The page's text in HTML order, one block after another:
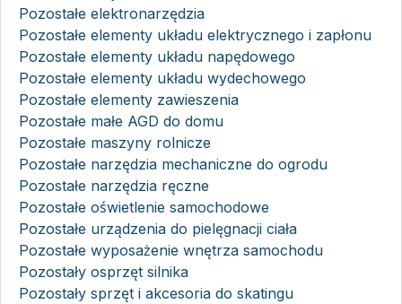
Pozostałe elektronarzędzia
Pozostałe elementy układu elektrycznego i zapłonu
Pozostałe elementy układu napędowego
Pozostałe elementy układu wydechowego
Pozostałe elementy zawieszenia
Pozostałe małe AGD do domu
Pozostałe maszyny rolnicze
Pozostałe narzędzia mechaniczne do ogrodu
Pozostałe narzędzia ręczne
Pozostałe oświetlenie samochodowe
Pozostałe urządzenia do pielęgnacji ciała
Pozostałe wyposażenie wnętrza samochodu
Pozostały osprzęt silnika
Pozostały sprzęt i akcesoria do skatingu